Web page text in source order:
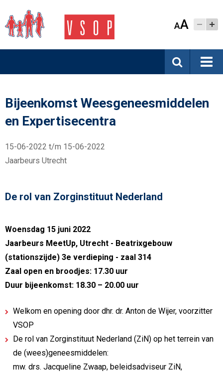
AA
Bijeenkomst Weesgeneesmiddelen
en Expertisecentra
15-06-2022 t/m 15-06-2022
Jaarbeurs Utrecht
De rol van Zorginstituut Nederland
Woensdag 15 juni 2022
Jaarbeurs MeetUp, Utrecht - Beatrixgebouw
(stationszijde) 3e verdieping - zaal 314
Zaal open en broodjes: 17.30 uur
Duur bijeenkomst: 18.30 – 20.00 uur
Welkom en opening door dhr. dr. Anton de Wijer, voorzitter
VSOP
De rol van Zorginstituut Nederland (ZiN) op het terrein van
de (wees)geneesmiddelen:
mw. drs. Jacqueline Zwaap, beleidsadviseur ZiN,